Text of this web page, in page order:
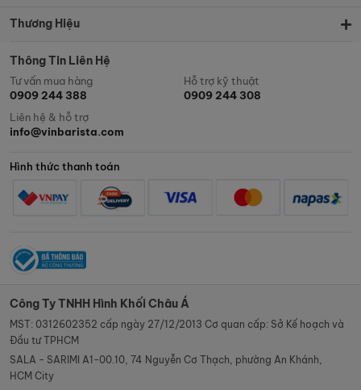
Thương Hiệu
Thông Tin Liên Hệ
Tư vấn mua hàng
0909 244 388
Hỗ trợ kỹ thuật
0909 244 308
Liên hệ & hỗ trợ
info@vinbarista.com
Hình thức thanh toán
Công Ty TNHH Hình Khối Châu Á
MST: 0312602352 cấp ngày 27/12/2013 Cơ quan cấp: Sở Kế hoạch và
Đầu tư TPHCM
SALA - SARIMI A1-00.10, 74 Nguyễn Cơ Thạch, phường An Khánh,
HCM City